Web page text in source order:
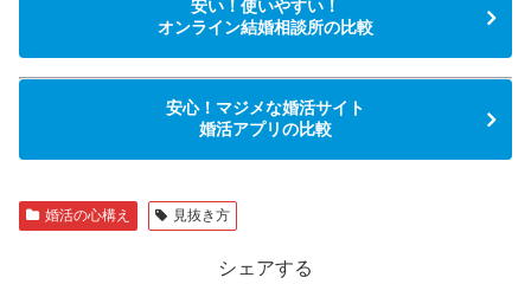
安い！使いやすい！
オンライン結婚相談所の比較
安心！マジメな婚活サイト
婚活アプリの比較
婚活の心構え 見抜き方
シェアする